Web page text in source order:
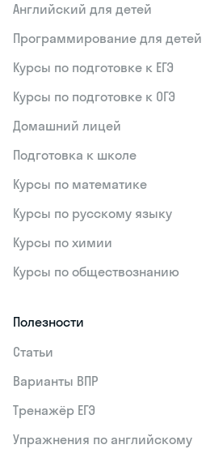
Английский для детей
Программирование для детей
Курсы по подготовке к ЕГЭ
Курсы по подготовке к ОГЭ
Домашний лицей
Подготовка к школе
Курсы по математике
Курсы по русскому языку
Курсы по химии
Курсы по обществознанию
Полезности
Статьи
Варианты ВПР
Тренажёр ЕГЭ
Упражнения по английскому